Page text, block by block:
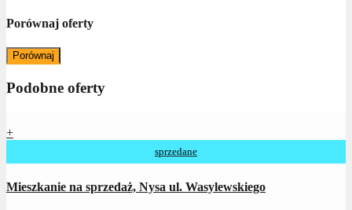
Porównaj oferty
Porównaj
Podobne oferty
+
sprzedane
Mieszkanie na sprzedaż, Nysa ul. Wasylewskiego